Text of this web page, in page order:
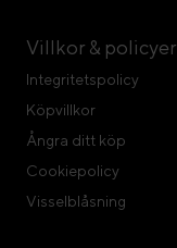
Villkor & policyer
Integritetspolicy
Köpvillkor
Ångra ditt köp
Cookiepolicy
Visselblåsning